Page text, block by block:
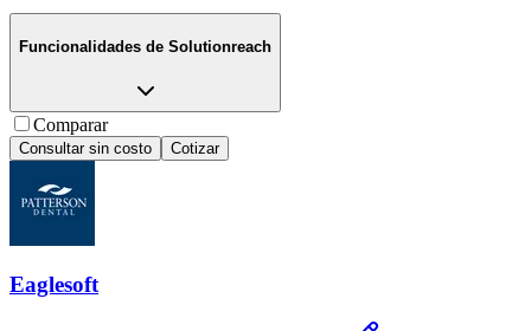
Funcionalidades de Solutionreach
Comparar
Consultar sin costo Cotizar
Eaglesoft